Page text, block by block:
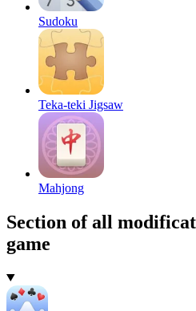
Sudoku
Teka-teki Jigsaw
Mahjong
Section of all
game